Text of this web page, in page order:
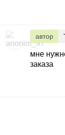
автор
мне
заказа